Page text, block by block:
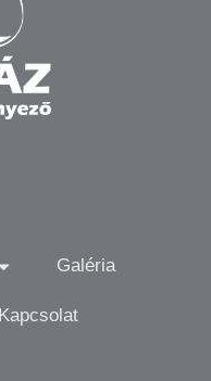
Galéria
Kapcsolat